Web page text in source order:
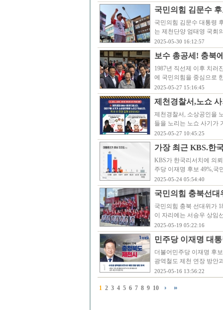
국민의힘 김문수
국민의힘 김문수 대통령
는 제천단양 엄태영 국회
2025-05-30 16:12:57
보수 총공세! 충북
1987년 직선제 이후 치러
에 국민의힘을 중심으로
2025-05-27 15:16:45
제천경찰서,노쇼
제천경찰서, 소상공인을
들을 노리는 노쇼 사기가
2025-05-27 10:45:25
가장 최근 KBS.한
KBS가 한국리서치에 의
주당 이재명 후보 49%,국
2025-05-24 05:54:40
국민의힘 충북선대
국민의힘 충북 선대위가
이 자리에는 서승우 상임
2025-05-19 05:22:16
민주당 이재명 대
더불어민주당 이재명 후
광역철도 제천 연장 방안
2025-05-16 13:56:22
1 2 3 4 5 6 7 8 9 10